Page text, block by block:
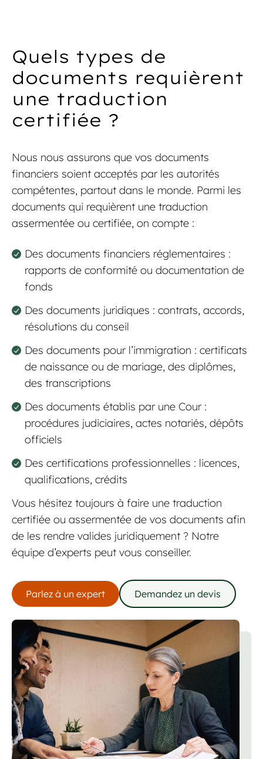
Quels types de
documents requièrent
une traduction
certifiée ?
Nous nous assurons que vos documents
financiers soient acceptés par les autorités
compétentes, partout dans le monde. Parmi les
documents qui requièrent une traduction
assermentée ou certifiée, on compte :
Des documents financiers réglementaires :
rapports de conformité ou documentation de
fonds
Des documents juridiques : contrats, accords,
résolutions du conseil
Des documents pour l’immigration : certificats
de naissance ou de mariage, des diplômes,
des transcriptions
Des documents établis par une Cour :
procédures judiciaires, actes notariés, dépôts
officiels
Des certifications professionnelles : licences,
qualifications, crédits
Vous hésitez toujours à faire une traduction
certifiée ou assermentée de vos documents afin
de les rendre valides juridiquement ? Notre
équipe d’experts peut vous conseiller.
Parlez à un expert Demandez un devis